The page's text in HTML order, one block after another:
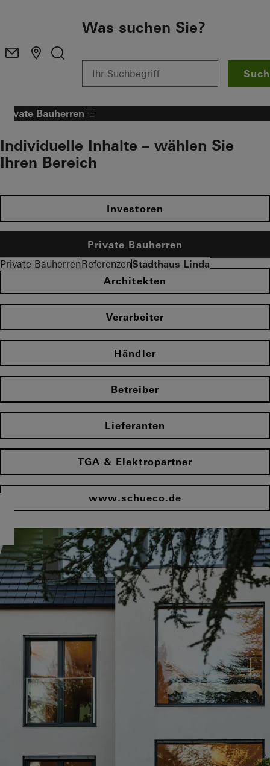
Was suchen Sie?
Private BauherrenReferenzenStadthaus Linda
Private Bauherren
Individuelle Inhalte – wählen Sie
Ihren Bereich
Investoren
Private Bauherren
Architekten
Verarbeiter
Händler
Betreiber
Lieferanten
TGA & Elektropartner
www.schueco.de